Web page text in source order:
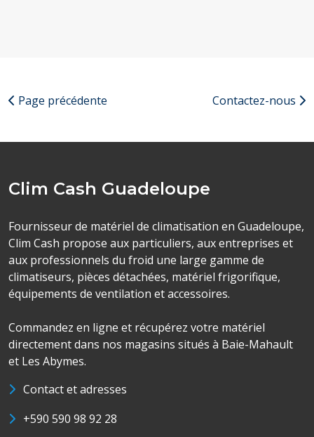
Page précédente Contactez-nous
Clim Cash Guadeloupe
Fournisseur de matériel de climatisation en Guadeloupe,
Clim Cash propose aux particuliers, aux entreprises et
aux professionnels du froid une large gamme de
climatiseurs, pièces détachées, matériel frigorifique,
équipements de ventilation et accessoires.
Commandez en ligne et récupérez votre matériel
directement dans nos magasins situés à Baie-Mahault
et Les Abymes.
Contact et adresses
+590 590 98 92 28